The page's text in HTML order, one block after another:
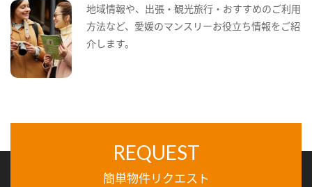
地域情報や、出張・観光旅行・おすすめのご利用
方法など、愛媛のマンスリーお役立ち情報をご紹
介します。
REQUEST
簡単物件リクエスト